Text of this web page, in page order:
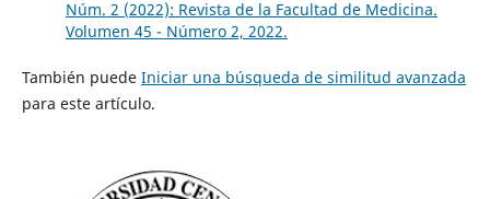
Núm. 2 (2022): Revista de la Facultad de Medicina.
Volumen 45 - Número 2, 2022.
También puede Iniciar una búsqueda de similitud avanzada
para este artículo.